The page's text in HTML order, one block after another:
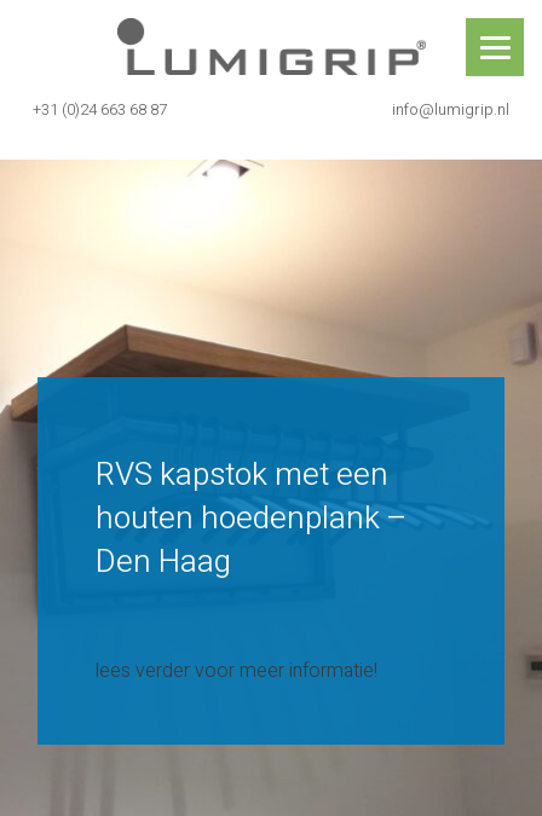
+31 (0)24 663 68 87 info@lumigrip.nl
RVS kapstok met
RVS kapstok met een
houten hoedenplank –
Den Haag
lees verder voor meer informatie!